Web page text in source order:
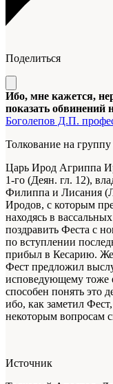
Поделиться
Ибо, мне кажется,
показать обвинений
Боголепов Д.П.
Толкование на группу
Царь Ирод Агриппа
1-го (Деян. гл. 12),
Филиппа и Лисания
Иродов, с которым
находясь в
поздравить Феста с
по вступлении
прибыл в Кесарию.
Фест предложил
исповедующему тоже
способен понять это
ибо, как заметил
некоторым вопросам
Источник